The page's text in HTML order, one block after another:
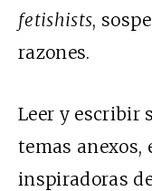
fetishists,
razones.
Leer y escribir
temas anexos,
inspiradoras